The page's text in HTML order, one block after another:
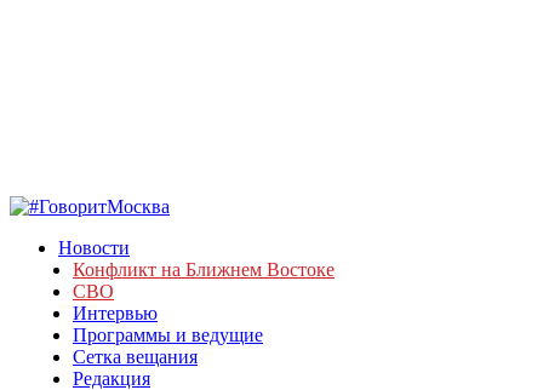
Новости
Конфликт на Ближнем Востоке
СВО
Интервью
Программы и ведущие
Сетка вещания
Редакция